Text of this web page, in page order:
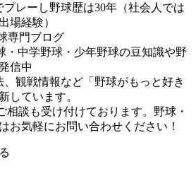
レーし野球歴は30年（社会人では
場経験）
専門ブログ
・中学野球・少年野球の豆知識や野
信中
観戦情報など「野球がもっと好き
しています。
相談も受け付けております。野球・
お気軽にお問い合わせください！